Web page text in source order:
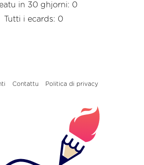
in 30 ghjorni: 0
Tutti i ecards: 0
Contattu Politica di privacy